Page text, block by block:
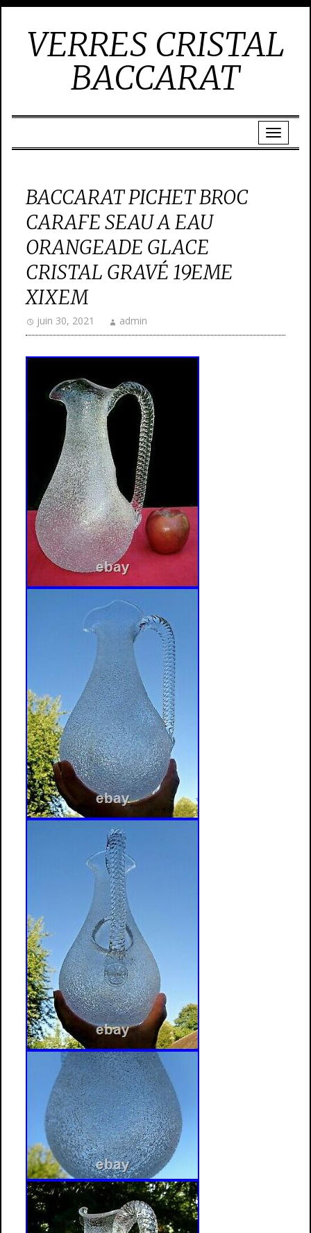
VERRES CRISTAL
BACCARAT
BACCARAT PICHET BROC
CARAFE SEAU A EAU
ORANGEADE GLACE
CRISTAL GRAVÉ 19EME
XIXEM
juin 30, 2021 admin